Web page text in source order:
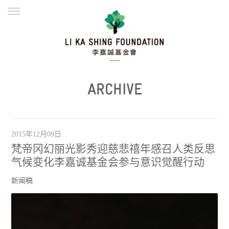
繁體
ARCHIVE
2015年12月09日
梵帝冈幻丽光影秀迎慈悲禧年感召人类反思
气候变化李嘉诚基金会参与意识觉醒行动
新闻稿